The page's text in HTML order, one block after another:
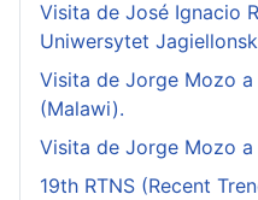
Visita de José Ignacio
Uniwersytet
Visita de Jorge Mozo
(Malawi).
Visita de Jorge Mozo a
19th RTNS (Recent